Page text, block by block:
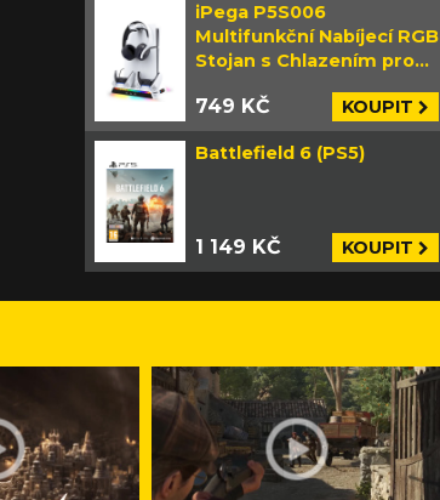
iPega P5S006
Multifunkční Nabíjecí RGB
Stojan s Chlazením pro
749 KČ KOUPIT
Battlefield 6 (PS5)
1 149 KČ KOUPIT